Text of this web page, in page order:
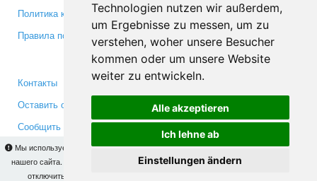
Technologien nutzen wir außerdem,
um Ergebnisse zu messen, um zu
verstehen, woher unsere Besucher
kommen oder um unsere Website
weiter zu entwickeln.
Alle akzeptieren
Ich lehne ab
Einstellungen ändern
Мы используем cookies для того, чтобы Вы могли использовать весь функционал
нашего сайта. На
Вы сможете узнать подробности и, при желании,
отключить использование cookies. Продолжая пользоваться сайтом, Вы
Политика конфиденциальности
Правила пользования
Инвесторам
Медиа
Контакты
Оставить отзыв
Сообщить об ошибке
Facebook
Twitter
YouTube
Google+